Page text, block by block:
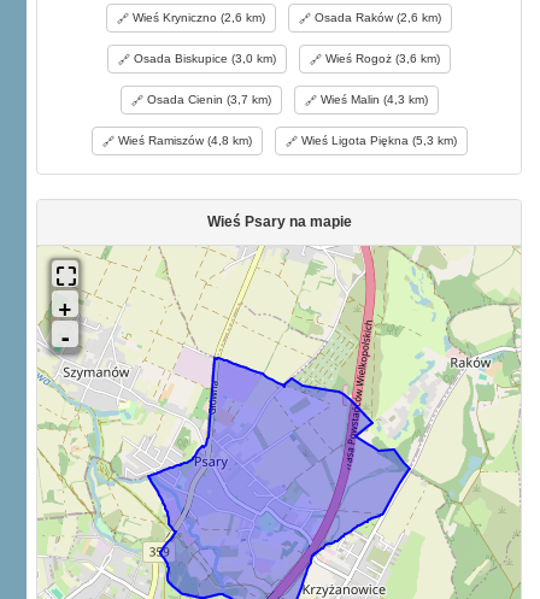
Wieś Kryniczno (2,6 km) Osada Raków (2,6 km)
Osada Biskupice (3,0 km) Wieś Rogoż (3,6 km)
Osada Cienin (3,7 km) Wieś Malin (4,3 km)
Wieś Ramiszów (4,8 km) Wieś Ligota Piękna (5,3 km)
Wieś Psary na mapie